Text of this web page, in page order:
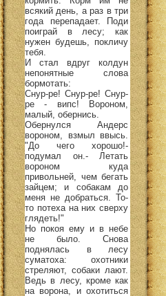
всякий день, а раз в три
года перепадает. Поди
поиграй в лесу; как
нужен будешь, покличу
тебя.
И стал вдруг колдун
непонятные слова
бормотать:
Снур-ре! Снур-ре! Снур-
ре - випс! Вороном,
малый, обернись.
Обернулся Андерс
вороном, взмыл ввысь.
"До чего хорошо!-
подумал он.- Летать
вороном куда
привольней, чем бегать
зайцем; и собакам до
меня не добраться. То-
то потеха на них сверху
глядеть!"
Но покоя ему и в небе
не было. Снова
поднялась в лесу
суматоха: охотники
стреляют, собаки лают.
Ведь в лесу, кроме как
на ворона, и охотиться